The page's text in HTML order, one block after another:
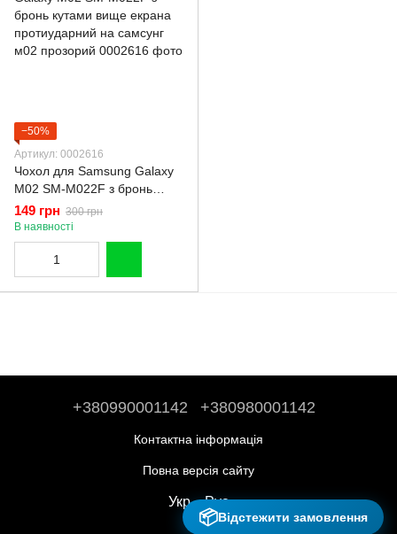
−50%
Артикул: 0002616
Чохол для Samsung Galaxy
M02 SM-M022F з бронь
кутами вище екрана
протиударний на самсунг
м02 прозорий
149 грн 300 грн
В наявності
+380990001142 +380980001142
Контактна інформація
Повна версія сайту
Укр Рус
📦Відстежити замовлення